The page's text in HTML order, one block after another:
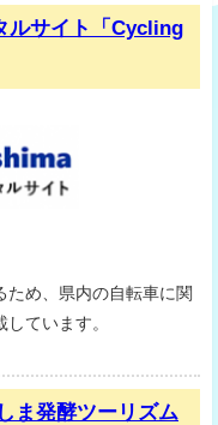
ルサイト「Cycling
ため、県内の自転車に関
ています。
ま発酵ツーリズム